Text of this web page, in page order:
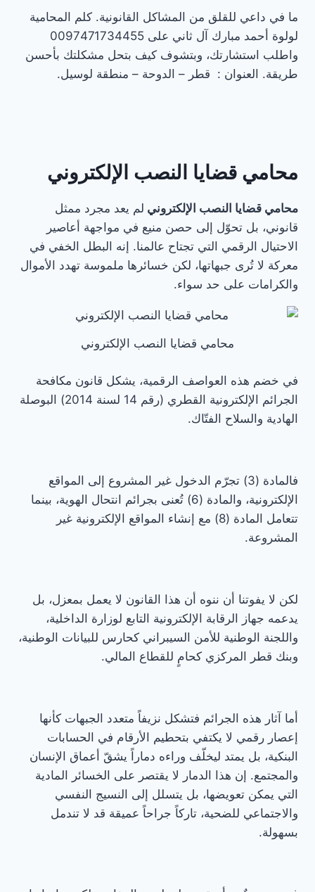
ما في داعي للقلق من المشاكل القانونية. كلم المحامية
لولوة أحمد مبارك آل ثاني على 0097471734455
واطلب استشارتك، وبتشوف كيف بتحل مشكلتك بأحسن
طريقة. العنوان : قطر – الدوحة – منطقة لوسيل.
محامي قضايا النصب الإلكتروني
محامي قضايا النصب الإلكتروني لم يعد مجرد ممثل
قانوني، بل تحوّل إلى حصن منيع في مواجهة أعاصير
الاحتيال الرقمي التي تجتاح عالمنا. إنه البطل الخفي في
معركة لا تُرى جبهاتها، لكن خسائرها ملموسة تهدد الأموال
والكرامات على حد سواء.
محامي قضايا النصب الإلكتروني
في خضم هذه العواصف الرقمية، يشكل قانون مكافحة
الجرائم الإلكترونية القطري (رقم 14 لسنة 2014) البوصلة
الهادية والسلاح الفتّاك.
فالمادة (3) تجرّم الدخول غير المشروع إلى المواقع
الإلكترونية، والمادة (6) تُعنى بجرائم انتحال الهوية، بينما
تتعامل المادة (8) مع إنشاء المواقع الإلكترونية غير
المشروعة.
لكن لا يفوتنا أن ننوه أن هذا القانون لا يعمل بمعزل، بل
يدعمه جهاز الرقابة الإلكترونية التابع لوزارة الداخلية،
واللجنة الوطنية للأمن السيبراني كحارس للبيانات الوطنية،
وبنك قطر المركزي كحامٍ للقطاع المالي.
أما آثار هذه الجرائم فتشكل نزيفاً متعدد الجبهات كأنها
إعصار رقمي لا يكتفي بتحطيم الأرقام في الحسابات
البنكية، بل يمتد ليخلّف وراءه دماراً يشقّ أعماق الإنسان
والمجتمع. إن هذا الدمار لا يقتصر على الخسائر المادية
التي يمكن تعويضها، بل يتسلل إلى النسيج النفسي
والاجتماعي للضحية، تاركاً جراحاً عميقة قد لا تندمل
بسهولة.